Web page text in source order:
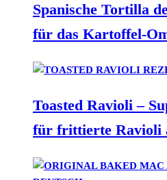
Spanische Tortilla
für das Kartoffel-
Toasted Ravioli –
für frittierte Ravioli